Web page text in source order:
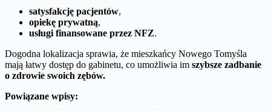
satysfakcję pacjentów,
opiekę prywatną,
usługi finansowane przez NFZ.
Dogodna lokalizacja sprawia, że mieszkańcy Nowego Tomyśla
mają łatwy dostęp do gabinetu, co umożliwia im szybsze zadbanie
o zdrowie swoich zębów.
Powiązane wpisy: